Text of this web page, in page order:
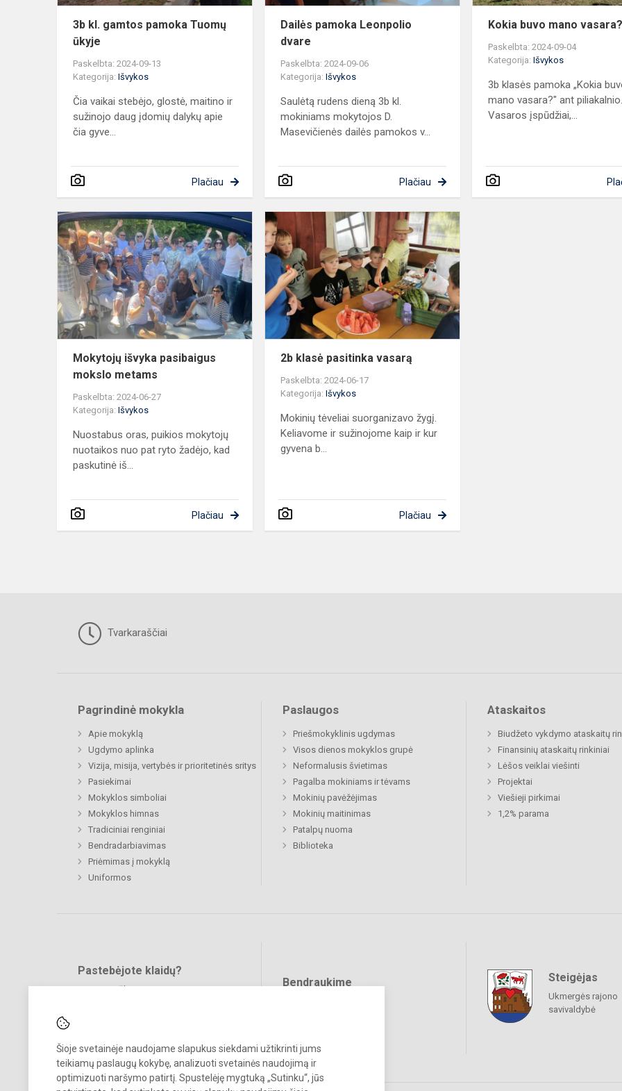
Šioje svetainėje naudojame slapukus siekdami užtikrinti jums
teikiamų paslaugų kokybę, analizuoti svetainės naudojimą ir
optimizuoti naršymo patirtį. Spustelėję mygtuką „Sutinku“, jūs
3b kl. gamtos pamoka Tuomų
ūkyje
Paskelbta: 2024-09-13
Kategorija: Išvykos
Čia vaikai stebėjo, glostė, maitino ir
sužinojo daug įdomių dalykų apie
čia gyve...
Plačiau
Dailės pamoka Leonpolio
dvare
Paskelbta: 2024-09-06
Kategorija:Išvykos
Saulėtą rudens dieną 3b kl.
mokiniams mokytojos D.
Masevičienės dailės pamokos v...
Plačiau
Kokia buvo mano
Paskelbta: 2024-09-04
Kategorija:Išvykos
3b klasės pamoka „Kokia
mano vasara?" ant
Vasaros įspūdžiai,...
Mokytojų
išvyka
pasibaigus
mokslo
metams
Mokytojų išvyka pasibaigus
mokslo metams
Paskelbta: 2024-06-27
Kategorija: Išvykos
Nuostabus oras, puikios mokytojų
nuotaikos nuo pat ryto žadėjo, kad
paskutinė iš...
Plačiau
2b
klasė
pasitinka
2b klasė pasitinka vasarą
Paskelbta: 2024-06-17
Kategorija:Išvykos
Mokinių tėveliai suorganizavo žygį.
Keliavome ir sužinojome kaip ir kur
gyvena b...
Plačiau
Tvarkaraščiai
Pagrindinė mokykla
Apie mokyklą
Ugdymo aplinka
Vizija, misija, vertybės ir prioritetinės sritys
Pasiekimai
Mokyklos simboliai
Mokyklos himnas
Tradiciniai renginiai
Bendradarbiavimas
Priėmimas į mokyklą
Uniformos
Paslaugos
Priešmokyklinis ugdymas
Visos dienos mokyklos grupė
Neformalusis švietimas
Pagalba mokiniams ir tėvams
Mokinių pavėžėjimas
Mokinių maitinimas
Patalpų nuoma
Biblioteka
Ataskaitos
Biudžeto vykdymo ataskaitų
Finansinių ataskaitų rinkiniai
Lėšos veiklai viešinti
Projektai
Viešieji pirkimai
1,2% parama
Pastebėjote klaidų?
Turite pasiūlymų?
Bendraukime Steigėjas
Ukmergės rajono
savivaldybė